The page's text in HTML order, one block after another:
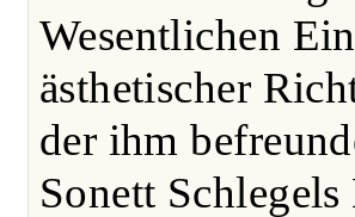
Wesentlichen
ästhetischer
der ihm
Sonett